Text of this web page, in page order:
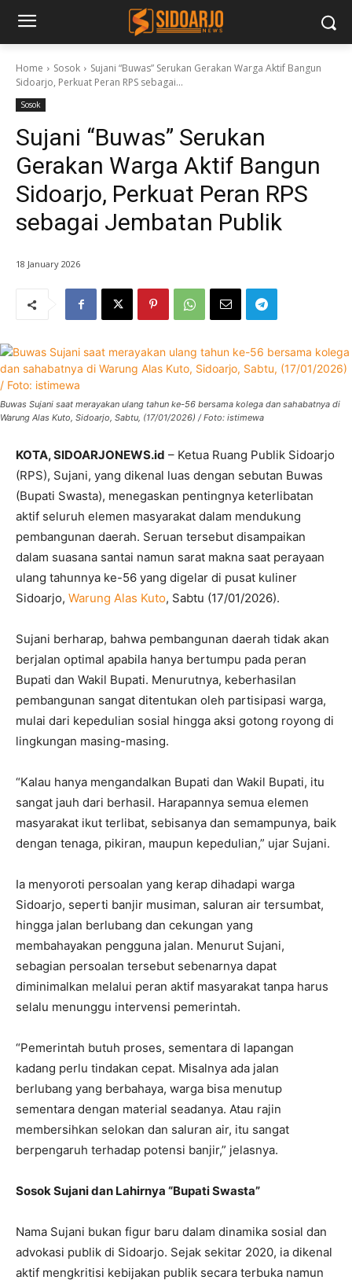
Home Sosok
Sujani “Buwas” Serukan Gerakan Warga Aktif Bangun
Sidoarjo, Perkuat Peran RPS sebagai...
Sosok
Sujani “Buwas” Serukan
Gerakan Warga Aktif Bangun
Sidoarjo, Perkuat Peran RPS
sebagai Jembatan Publik
18 January 2026
Buwas Sujani saat merayakan ulang tahun ke-56 bersama kolega dan sahabatnya di
Warung Alas Kuto, Sidoarjo, Sabtu, (17/01/2026) / Foto: istimewa
KOTA, SIDOARJONEWS.id – Ketua Ruang Publik Sidoarjo
(RPS), Sujani, yang dikenal luas dengan sebutan Buwas
(Bupati Swasta), menegaskan pentingnya keterlibatan
aktif seluruh elemen masyarakat dalam mendukung
pembangunan daerah. Seruan tersebut disampaikan
dalam suasana santai namun sarat makna saat perayaan
ulang tahunnya ke-56 yang digelar di pusat kuliner
Sidoarjo, Warung Alas Kuto, Sabtu (17/01/2026).
Sujani berharap, bahwa pembangunan daerah tidak akan
berjalan optimal apabila hanya bertumpu pada peran
Bupati dan Wakil Bupati. Menurutnya, keberhasilan
pembangunan sangat ditentukan oleh partisipasi warga,
mulai dari kepedulian sosial hingga aksi gotong royong di
lingkungan masing-masing.
“Kalau hanya mengandalkan Bupati dan Wakil Bupati, itu
sangat jauh dari berhasil. Harapannya semua elemen
masyarakat ikut terlibat, sebisanya dan semampunya, baik
dengan tenaga, pikiran, maupun kepedulian,” ujar Sujani.
Ia menyoroti persoalan yang kerap dihadapi warga
Sidoarjo, seperti banjir musiman, saluran air tersumbat,
hingga jalan berlubang dan cekungan yang
membahayakan pengguna jalan. Menurut Sujani,
sebagian persoalan tersebut sebenarnya dapat
diminimalkan melalui peran aktif masyarakat tanpa harus
selalu menunggu intervensi pemerintah.
“Pemerintah butuh proses, sementara di lapangan
kadang perlu tindakan cepat. Misalnya ada jalan
berlubang yang berbahaya, warga bisa menutup
sementara dengan material seadanya. Atau rajin
membersihkan selokan dan saluran air, itu sangat
berpengaruh terhadap potensi banjir,” jelasnya.
Sosok Sujani dan Lahirnya “Bupati Swasta”
Nama Sujani bukan figur baru dalam dinamika sosial dan
advokasi publik di Sidoarjo. Sejak sekitar 2020, ia dikenal
aktif mengkritisi kebijakan publik secara terbuka namun